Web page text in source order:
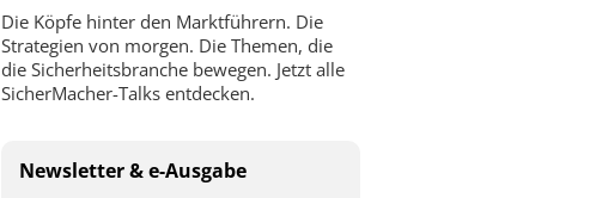
Die Köpfe hinter den Marktführern. Die
Strategien von morgen. Die Themen, die
die Sicherheitsbranche bewegen. Jetzt alle
SicherMacher-Talks entdecken.
Newsletter & e-Ausgabe